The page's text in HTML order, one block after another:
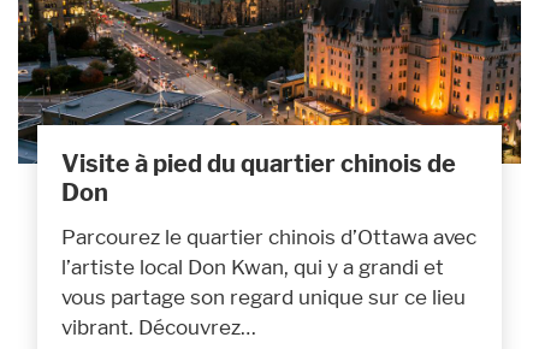
Visite à pied du quartier chinois de
Don
Parcourez le quartier chinois d’Ottawa avec
l’artiste local Don Kwan, qui y a grandi et
vous partage son regard unique sur ce lieu
vibrant. Découvrez…